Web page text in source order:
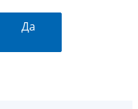
Да